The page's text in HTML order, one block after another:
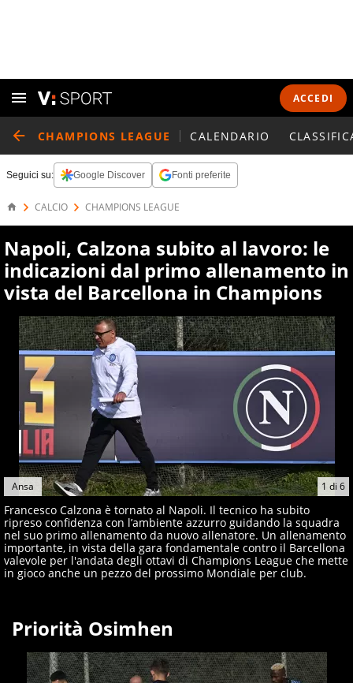
ACCEDI
CHAMPIONS LEAGUE CALENDARIO
Seguici su: Google Discover Fonti preferite
CALCIO CHAMPIONS LEAGUE
Napoli, Calzona subito al lavoro: le
indicazioni dal primo allenamento in
vista del Barcellona in Champions
1 di 6
Ansa
Francesco Calzona è tornato al Napoli. Il tecnico ha subito
ripreso confidenza con l’ambiente azzurro guidando la squadra
nel suo primo allenamento da nuovo allenatore. Un allenamento
importante, in vista della gara fondamentale contro il Barcellona
valevole per l'andata degli ottavi di Champions League che mette
in gioco anche un pezzo del prossimo Mondiale per club.
Priorità Osimhen